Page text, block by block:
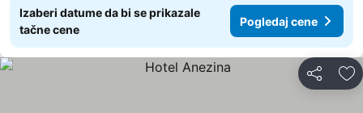
Izaberi datume da bi se prikazale
tačne cene
Pogledaj cene
Deli